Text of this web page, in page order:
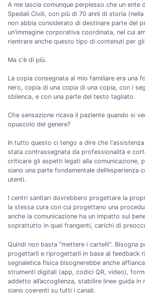
A me lascia comunque perplesso che un ente
Spedali Civili, con più di 70 anni di storia
non abbia considerato di destinare parte del
un'immagine corporativa coordinata, nel cui
rientrare anche questo tipo di contenuti per
Ma c'è di più.
La copia consegnata al mio familiare era una
nero, copia di una copia di una copia, con i
sbilenca, e con una parte del testo tagliato.
Che sensazione ricava il paziente quando si
opuscolo del genere?
In tutto questo ci tengo a dire che
stata contrassegnata da professionalità e
criticare gli aspetti legati alla comunicazione,
siano una parte fondamentale dell’esperienza
utenti.
I centri sanitari dovrebbero progettare la
la stessa cura con cui progettano una
anche la comunicazione ha un impatto sul
soprattutto in quei frangenti, carichi di
Quindi non basta "mettere i cartelli". Bisogna
progettarli e riprogettarli in base al feedback
segnaletica fisica bisognerebbe anche
strumenti digitali (app, codici QR, video),
addetto all’accoglienza, stabilire linee guida in
siano coerenti su tutti i canali.